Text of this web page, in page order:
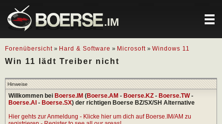
.IM
Forenübersicht » Hard & Software » Microsoft » Windows 11
Win 11 lädt Treiber nicht
Hinweise
Willkommen bei Boerse.IM (Boerse.AM - Boerse.KZ - Boerse.TW-
Boerse.AI - Boerse.SX) der richtigen Boerse BZ/SX/SH Alternative
Hier gehts zur Anmeldung - Klicke hier um dich auf Boerse.IM/AM zu